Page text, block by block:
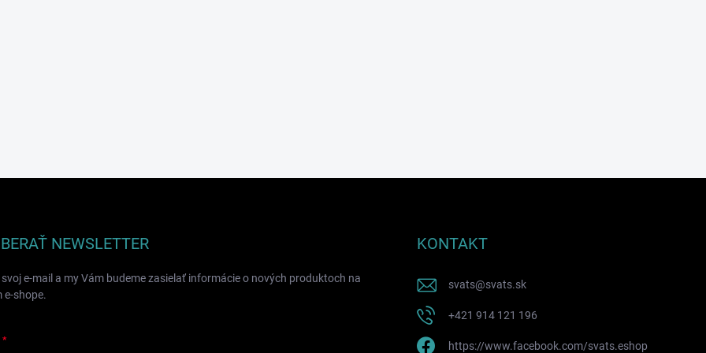
NEWSLETTER
e-mail a my Vám budeme zasielať informácie o nových produktoch na
e-shope.
KONTAKT
svats@svats.sk
+421 914 121 196
https://www.facebook.com/svats.eshop